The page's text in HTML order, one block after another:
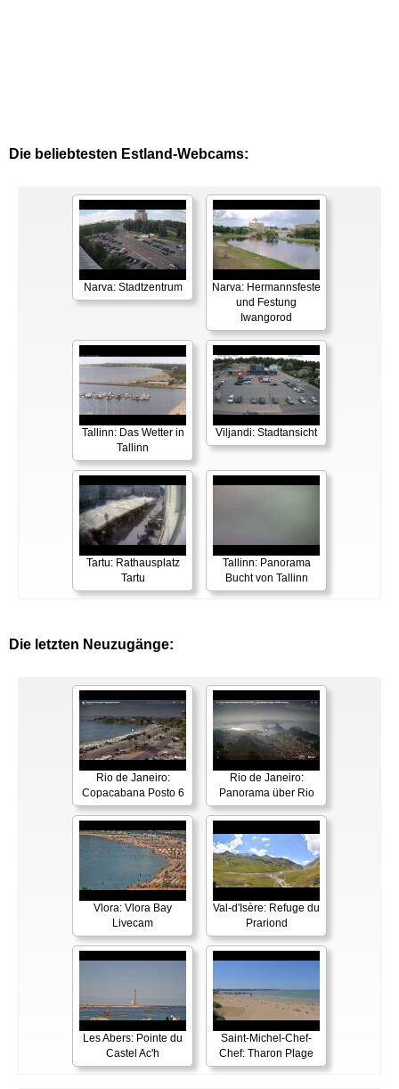
Die beliebtesten Estland-Webcams:
Narva: Stadtzentrum
Narva: Hermannsfeste
und Festung
Iwangorod
Tallinn: Das Wetter in
Tallinn
Viljandi: Stadtansicht
Tartu: Rathausplatz
Tartu
Tallinn: Panorama
Bucht von Tallinn
Die letzten Neuzugänge:
Rio de Janeiro:
Copacabana Posto 6
Rio de Janeiro:
Panorama über Rio
Vlora: Vlora Bay
Livecam
Val-d'Isère: Refuge du
Prariond
Les Abers: Pointe du
Castel Ac'h
Saint-Michel-Chef-
Chef: Tharon Plage